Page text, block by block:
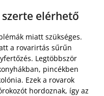
elérhető
miatt szükséges.
a rovarirtás sűrűn
Legtöbbször
pincékben
Ezek a rovarok
hordoznak, így az